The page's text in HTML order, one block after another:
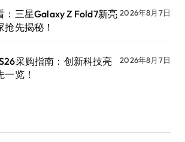
：三星Galaxy Z Fold7新亮
抢先揭秘！
2026年8月7日
采购指南：创新科技亮
一览！
2026年8月7日